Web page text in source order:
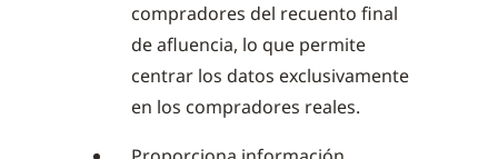
compradores del recuento final
de afluencia, lo que permite
centrar los datos exclusivamente
en los compradores reales.